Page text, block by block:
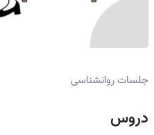
جلسات روانشناسی
دروس